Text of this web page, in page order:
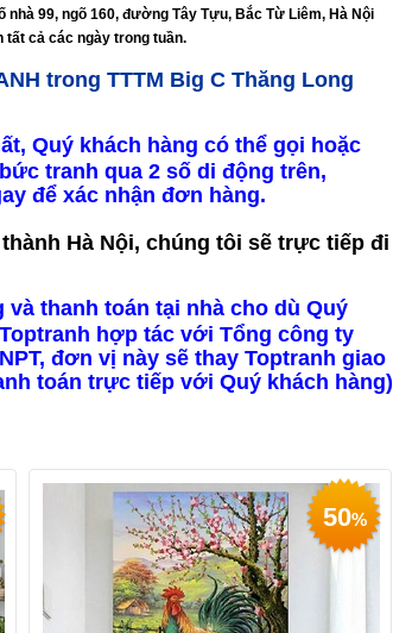
99, ngõ 160, đường Tây Tựu, Bắc Từ Liêm, Hà Nội
cả các ngày trong tuần.
trong TTTM Big C Thăng Long
Quý khách hàng có thể gọi hoặc
tranh qua 2 số di động trên,
để xác nhận đơn hàng.
Hà Nội, chúng tôi sẽ trực tiếp đi
và thanh toán tại nhà cho dù Quý
hợp tác với Tổng công ty
đơn vị này sẽ thay Toptranh giao
toán trực tiếp với Quý khách hàng)
50%